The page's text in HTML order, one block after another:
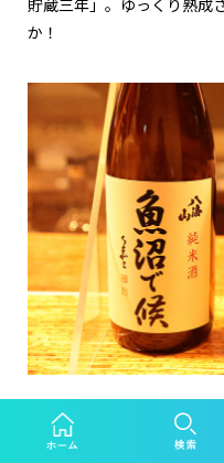
貯蔵三年」。ゆっくり熟成
か！
ここに来たからこそ入手で
米酒 八海山 魚沼で候」がお